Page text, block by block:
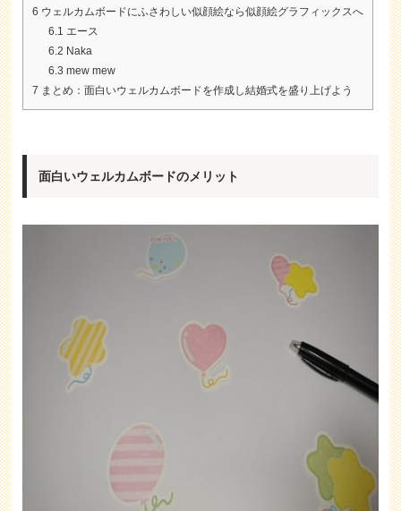
6 ウェルカムボードにふさわしい似顔絵なら似顔絵グラフィックスへ
6.1 エース
6.2 Naka
6.3 mew mew
7 まとめ：面白いウェルカムボードを作成し結婚式を盛り上げよう
面白いウェルカムボードのメリット